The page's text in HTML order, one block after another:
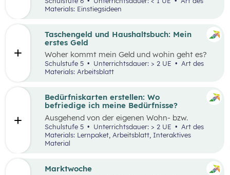
„Nachhaltiger Umgang mit Energie und
Ressourcen“ präsentiert.
Materials: Einstiegsideen
Bedürfniskarten erstellen: Wo
befriedige ich meine Bedürfnisse?
Ausgehend von der eigenen Wohn- bzw.
Schulortgemeinde sollen die Schüler:innen ihre
Umgebung analysieren und eine eigene
Bedürfniskarte (mit Scribble Maps) erstellen
befriedige ich meine Bedürfnisse?“ Der Fokus
Schulstufe 5 Unterrichtsdauer: > 2 UE
Materials: Lernpaket, Arbeitsblatt, Interaktives
Material
Taschengeld und Haushaltsbuch: Mein
erstes Geld
Woher kommt mein Geld und wohin geht es?
Was ist ein Haushaltsbuch und wofür brauche
ich es? Geld ist im Alltag vieler Mensch präsent
Schüler:innen an das Thema Geld herangeführt
werden.
Schulstufe 5 Unterrichtsdauer: > 2 UE
Art des
Materials: Arbeitsblatt
Marktwoche